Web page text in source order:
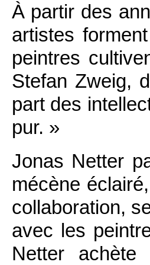
À partir des
artistes
peintres
Stefan Zweig,
part des
pur. »
Jonas Netter
mécène
collaboration,
avec les
Netter